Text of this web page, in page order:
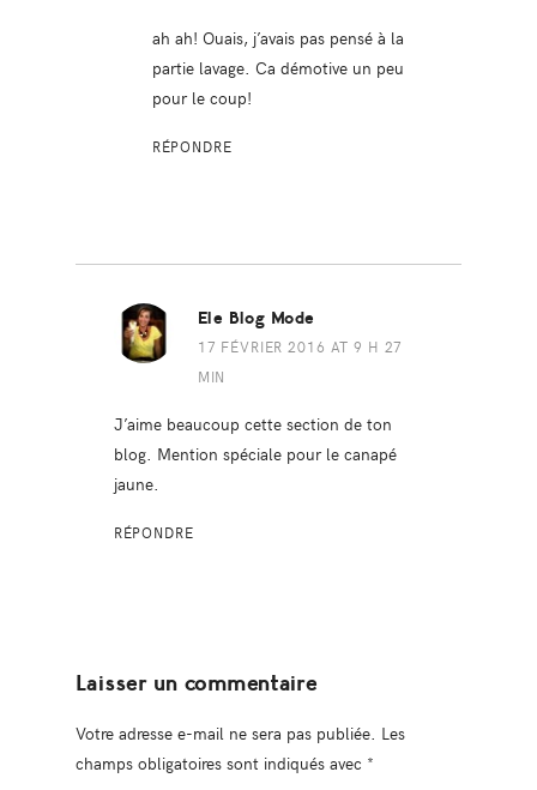
ah ah! Ouais, j’avais pas pensé à la
partie lavage. Ca démotive un peu
pour le coup!
RÉPONDRE
Ele Blog Mode
17 FÉVRIER 2016 AT 9 H 27
MIN
J’aime beaucoup cette section de ton
blog. Mention spéciale pour le canapé
jaune.
RÉPONDRE
Laisser un commentaire
Votre adresse e-mail ne sera pas publiée. Les
champs obligatoires sont indiqués avec *